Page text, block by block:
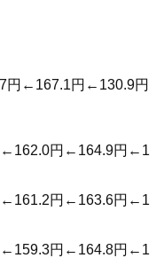
←167.1円←130.9円
円←164.9円←1
円←163.6円←1
円←164.8円←1